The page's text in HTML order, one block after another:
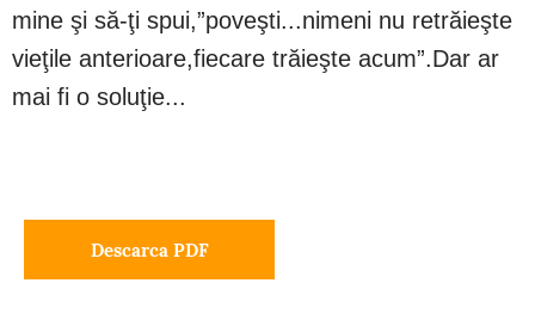
mine şi să-ţi spui,”poveşti...nimeni nu retrăieşte
vieţile anterioare,fiecare trăieşte acum”.Dar ar
mai fi o soluţie...
Descarca PDF